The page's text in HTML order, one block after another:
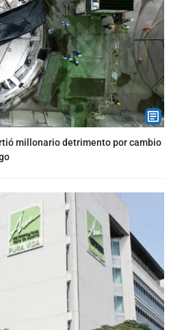
millonario detrimento por cambio